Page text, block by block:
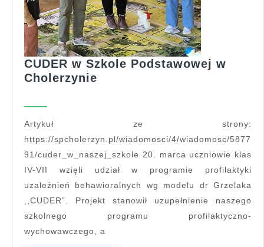
CUDER w Szkole Podstawowej w
Cholerzynie
Podstawowej
Cholerzynie
Artykuł ze strony:
https://spcholerzyn.pl/wiadomosci/4/wiadomosc/5877
91/cuder_w_naszej_szkole 20. marca uczniowie klas
IV-VII wzięli udział w programie profilaktyki
uzależnień behawioralnych wg modelu dr Grzelaka
,,CUDER”. Projekt stanowił uzupełnienie naszego
szkolnego programu profilaktyczno-
wychowawczego, a